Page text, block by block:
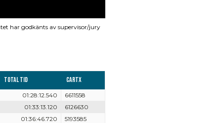
har godkänts av supervisor/jury
Total tid CarTx
01:28:12.540
6611558
01:33:13.120
6126630
01:36:46.720
5193585